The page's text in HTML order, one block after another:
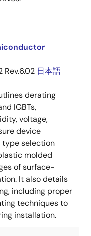
Rev.6.02 日本語
derating
IGBTs,
voltage,
device
type selection
molded
of surface-
It also details
including proper
techniques to
installation.